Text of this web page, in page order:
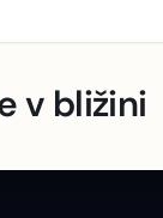
v bližini